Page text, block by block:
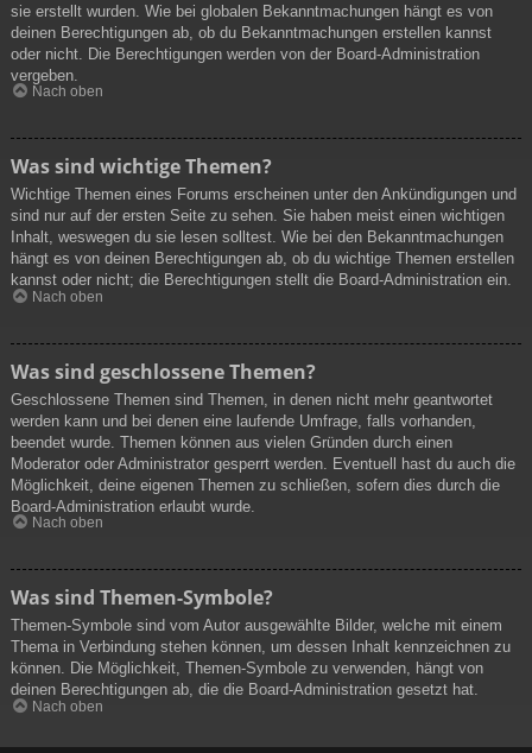
sie erstellt wurden. Wie bei globalen Bekanntmachungen hängt es von
deinen Berechtigungen ab, ob du Bekanntmachungen erstellen kannst
oder nicht. Die Berechtigungen werden von der Board-Administration
vergeben.
Nach oben
Was sind wichtige Themen?
Wichtige Themen eines Forums erscheinen unter den Ankündigungen und
sind nur auf der ersten Seite zu sehen. Sie haben meist einen wichtigen
Inhalt, weswegen du sie lesen solltest. Wie bei den Bekanntmachungen
hängt es von deinen Berechtigungen ab, ob du wichtige Themen erstellen
kannst oder nicht; die Berechtigungen stellt die Board-Administration ein.
Nach oben
Was sind geschlossene Themen?
Geschlossene Themen sind Themen, in denen nicht mehr geantwortet
werden kann und bei denen eine laufende Umfrage, falls vorhanden,
beendet wurde. Themen können aus vielen Gründen durch einen
Moderator oder Administrator gesperrt werden. Eventuell hast du auch die
Möglichkeit, deine eigenen Themen zu schließen, sofern dies durch die
Board-Administration erlaubt wurde.
Nach oben
Was sind Themen-Symbole?
Themen-Symbole sind vom Autor ausgewählte Bilder, welche mit einem
Thema in Verbindung stehen können, um dessen Inhalt kennzeichnen zu
können. Die Möglichkeit, Themen-Symbole zu verwenden, hängt von
deinen Berechtigungen ab, die die Board-Administration gesetzt hat.
Nach oben